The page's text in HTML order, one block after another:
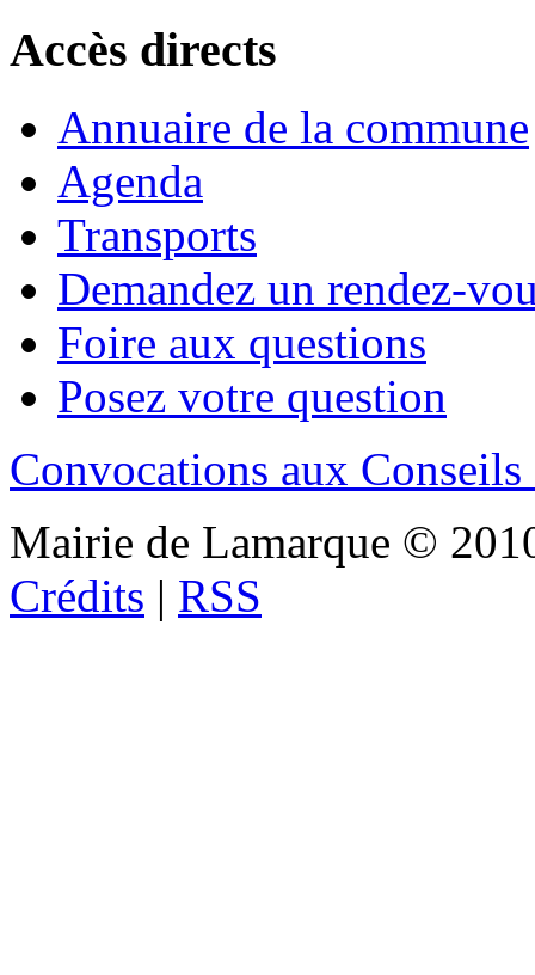
Accès directs
Annuaire de la commune
Agenda
Transports
Demandez un rendez-
Foire aux questions
Posez votre question
Convocations aux
Mairie de Lamarque ©
Crédits | RSS